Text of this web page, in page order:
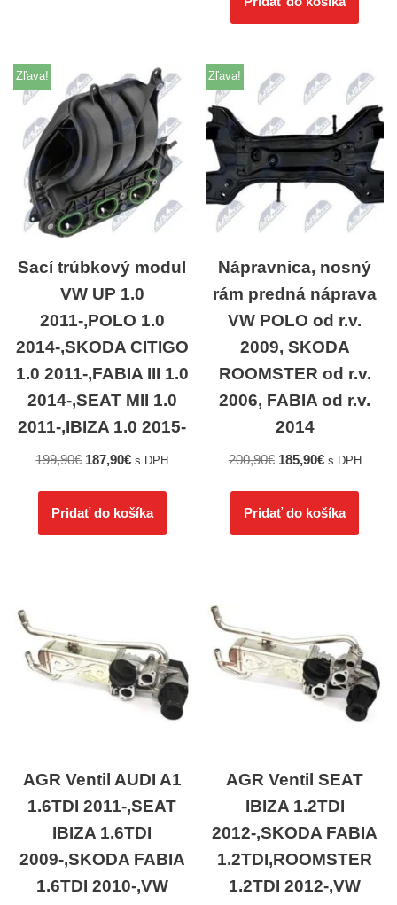
Zľava!
Sací trúbkový modul
VW UP 1.0
2011-,POLO 1.0
2014-,SKODA CITIGO
1.0 2011-,FABIA III 1.0
2014-,SEAT MII 1.0
2011-,IBIZA 1.0 2015-
199,90€ 187,90€ s DPH
Pridať do košíka
Zľava!
Nápravnica, nosný
rám predná náprava
VW POLO od r.v.
2009, SKODA
ROOMSTER od r.v.
2006, FABIA od r.v.
2014
200,90€ 185,90€ s DPH
Pridať do košíka
AGR Ventil AUDI A1
1.6TDI 2011-,SEAT
IBIZA 1.6TDI
2009-,SKODA FABIA
1.6TDI 2010-,VW
AGR Ventil SEAT
IBIZA 1.2TDI
2012-,SKODA FABIA
1.2TDI,ROOMSTER
1.2TDI 2012-,VW